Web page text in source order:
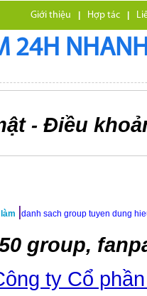
Giới thiệu | Hợp tác |
24H
- Điều
|danh sach group tuyen dung
group,
ty Cổ